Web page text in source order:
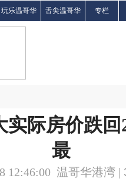
玩乐温哥华 舌尖温哥华 专栏
际房价跌回
最
12:46:00 温哥华港湾 |